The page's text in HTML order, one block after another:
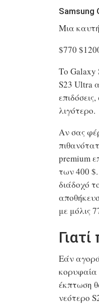
Samsung
Μια
$770
Το Galaxy
S23 Ultra
λιγότερο.
Αν σας
premium
των 400 $.
διάδοχό
με μόλις
Εάν
κορυφαία
έκπτωση
νεότερο